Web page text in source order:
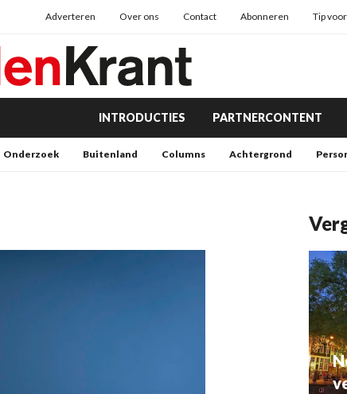
Adverteren Over ons Contact Abonneren Tip
INTRODUCTIES PARTNERCONTENT
Onderzoek Buitenland Columns Achtergrond